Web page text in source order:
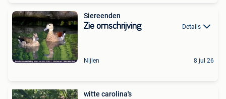
Siereenden
Zie omschrijving Details
Nijlen 8 jul 26
witte carolina's